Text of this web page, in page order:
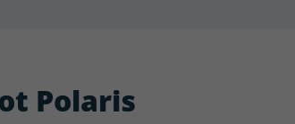
Polaris